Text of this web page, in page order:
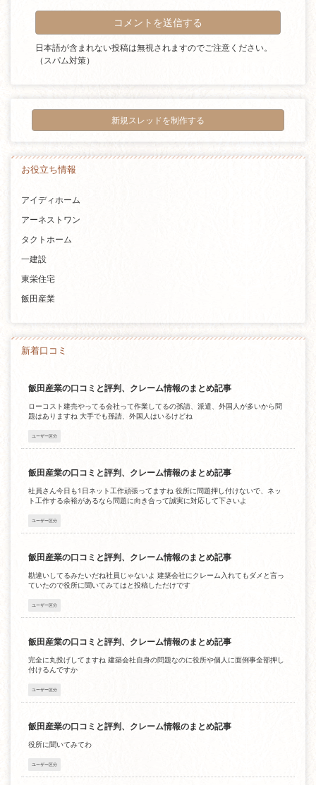
日本語が含まれない投稿は無視されますのでご注意ください。
（スパム対策）
新規スレッドを制作する
お役立ち情報
アイディホーム
アーネストワン
タクトホーム
一建設
東栄住宅
飯田産業
新着口コミ
飯田産業の口コミと評判、クレーム情報のまとめ記事
ローコスト建売やってる会社って作業してるの孫請、派遣、外国人が多いから問
題はありますね 大手でも孫請、外国人はいるけどね
ユーザー区分
飯田産業の口コミと評判、クレーム情報のまとめ記事
社員さん今日も1日ネット工作頑張ってますね 役所に問題押し付けないで、ネッ
ト工作する余裕があるなら問題に向き合って誠実に対応して下さいよ
ユーザー区分
飯田産業の口コミと評判、クレーム情報のまとめ記事
勘違いしてるみたいだね社員じゃないよ 建築会社にクレーム入れてもダメと言っ
ていたので役所に聞いてみてはと投稿しただけです
ユーザー区分
飯田産業の口コミと評判、クレーム情報のまとめ記事
完全に丸投げしてますね 建築会社自身の問題なのに役所や個人に面倒事全部押し
付けるんですか
ユーザー区分
飯田産業の口コミと評判、クレーム情報のまとめ記事
役所に聞いてみてわ
ユーザー区分